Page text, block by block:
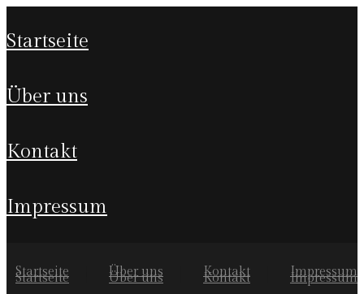
startseite
über uns
kontakt
impressum
Startseite Über uns Kontakt Impressum
Startseite Über uns Kontakt Impressum